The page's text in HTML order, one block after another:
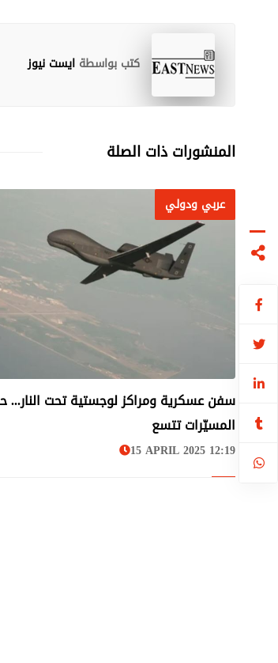
كتب بواسطة ايست نيوز
المنشورات ذات الصلة
عربي ودولي
عربي ودولي
سفن عسكرية ومراكز لوجستية تحت النار...
المسيّرات تتسع
15 APRIL 2025 12:19